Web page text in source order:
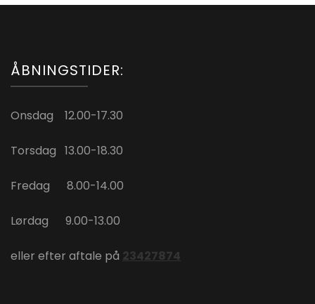
ÅBNINGSTIDER:
Onsdag 12.00-17.30
Torsdag 13.00-18.30
Fredag 8.00-14.00
Lørdag 9.00-13.00
eller efter aftale på 23427874